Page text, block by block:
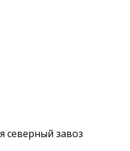
северный завоз